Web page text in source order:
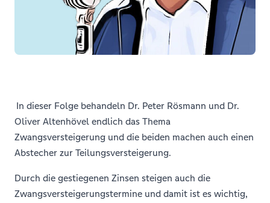
In dieser Folge behandeln Dr. Peter Rösmann und Dr.
Oliver Altenhövel endlich das Thema
Zwangsversteigerung und die beiden machen auch einen
Abstecher zur Teilungsversteigerung.
Durch die gestiegenen Zinsen steigen auch die
Zwangsversteigerungstermine und damit ist es wichtig,